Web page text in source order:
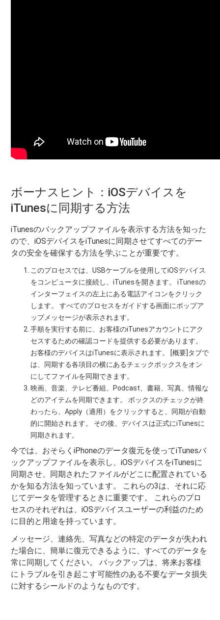
ボーナスヒント：iOSデバイスを
iTunesに同期する方法
iTunesのバックアップファイルを表示する方法を知った
ので、iOSデバイスをiTunesに同期させてすべてのデー
タの安全を確保する方法を学ぶことが重要です。
このプロセスでは、USBケーブルを使用してiOSデバイス
をコンピュータに接続し、iTunesを開きます。 iTunesの
インターフェイスの左上にある電話アイコンをクリック
します。 すべてのプロセスをガイドする画面にポップア
ップメッセージが表示されます。
手順を実行する前に、お客様のiTunesアカウントにアク
セスするための確認コードを提供する必要があります。
お客様のデバイスはiTunesに表示されます。 [概要]タブで
は、同期する各項目の横にあるチェックボックスをオン
にしてファイルを同期できます。
映画、音楽、テレビ番組、Podcast、書籍、写真、情報な
どのアイテムを同期できます。 ボックスのチェックが終
わったら、Apply（適用）をクリックすると、同期が自動
的に開始されます。 その後、デバイスは正式にiTunesに
同期されます。
今では、おそらくiPhoneのデータ復元を使ってiTunesバ
ックアップファイルを表示し、iOSデバイスをiTunesに
同期させ、同期されたファイルがどこに配置されている
かを知る方法を知っています。 これらの3は、それに応
じてデータを管理するときに重要です。 これらのプロ
セスのそれぞれは、iOSデバイスユーザーの利益のため
に目的と用途を持っています。
メッセージ、連絡先、写真などの特定のデータが失われ
た場合に、簡単に復元できるように、すべてのデータを
常に同期してください。 バックアップは、将来お客様
にトラブルを引き起こす可能性のある不要なデータ損失
に対するシールドのようなものです。